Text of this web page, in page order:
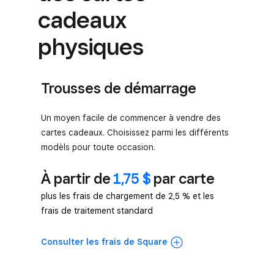
cadeaux
physiques
Trousses de démarrage
Un moyen facile de commencer à vendre des
cartes cadeaux. Choisissez parmi les différents
modèls pour toute occasion.
À partir de 1,75 $ par carte
plus les frais de chargement de 2,5 % et les
frais de traitement standard
Consulter les frais de Square